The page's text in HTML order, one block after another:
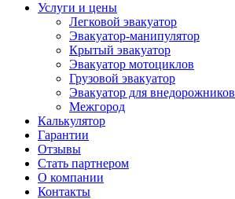
Услуги и цены
Легковой эвакуатор
Эвакуатор-манипулятор
Крытый эвакуатор
Эвакуатор мотоциклов
Грузовой эвакуатор
Эвакуатор для внедорожников
Межгород
Калькулятор
Гарантии
Отзывы
Стать партнером
О компании
Контакты